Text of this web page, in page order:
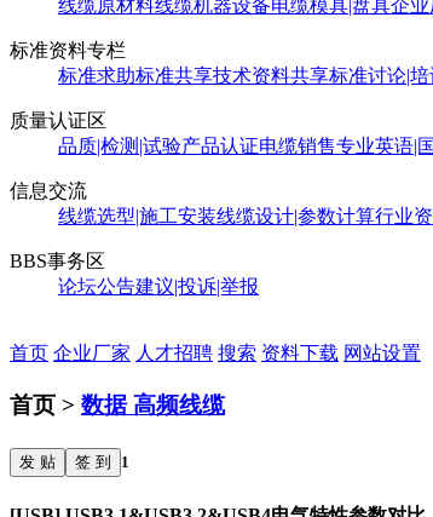
线缆原材料线缆机器设备电缆模具|盘具企业
标准资料专栏
标准求助标准共享技术资料共享标准讨论|培
质量认证区
品质|检测|试验产品认证电缆销售专业英语|
信息交流
线缆选型|施工安装线缆设计|参数计算行业
BBS事务区
论坛公告建议|投诉|举报
首页 企业厂家 人才招聘 搜索 资料下载 网站设置
首页 > 数据 高频线缆
发 贴 签 到 1